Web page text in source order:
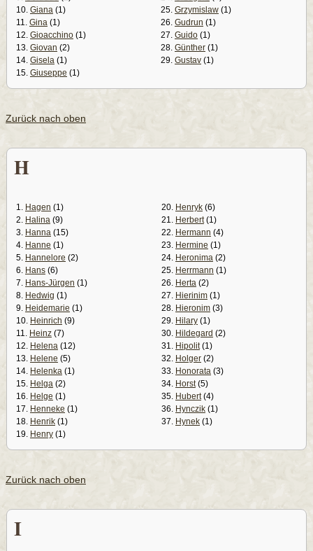
10. Giana (1)
11. Gina (1)
12. Gioacchino (1)
13. Giovan (2)
14. Gisela (1)
15. Giuseppe (1)
25. Grzymislaw (1)
26. Gudrun (1)
27. Guido (1)
28. Günther (1)
29. Gustav (1)
Zurück nach oben
H
1. Hagen (1)
2. Halina (9)
3. Hanna (15)
4. Hanne (1)
5. Hannelore (2)
6. Hans (6)
7. Hans-Jürgen (1)
8. Hedwig (1)
9. Heidemarie (1)
10. Heinrich (9)
11. Heinz (7)
12. Helena (12)
13. Helene (5)
14. Helenka (1)
15. Helga (2)
16. Helge (1)
17. Henneke (1)
18. Henrik (1)
19. Henry (1)
20. Henryk (6)
21. Herbert(1)
22. Hermann (4)
23. Hermine (1)
24. Heronima (2)
25. Herrmann (1)
26. Herta (2)
27. Hierinim (1)
28. Hieronim (3)
29. Hilary (1)
30. Hildegard (2)
31. Hipolit(1)
32. Holger (2)
33. Honorata (3)
34. Horst(5)
35. Hubert(4)
36. Hynczik (1)
37. Hynek (1)
Zurück nach oben
I